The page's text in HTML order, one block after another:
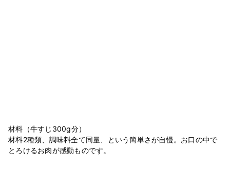
材料（牛すじ300g分）
材料2種類、調味料全て同量、という簡単さが自慢。お口の中で
とろけるお肉が感動ものです。